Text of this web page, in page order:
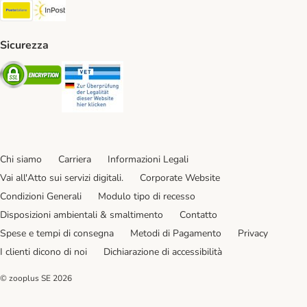
Poste Italiane. Shipping Method
Sicurezza
Security
Chi siamo Carriera
Informazioni Legali
Vai all'Atto sui servizi digitali.
Corporate Website
Condizioni Generali
Modulo tipo di recesso
Disposizioni ambientali & smaltimento
Contatto
Spese e tempi di consegna
Metodi di Pagamento
Privacy
I clienti dicono di noi
Dichiarazione di accessibilità
© zooplus SE 2026